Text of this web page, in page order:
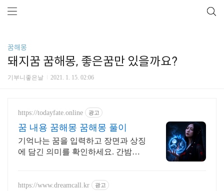
꿈해몽
돼지꿈 꿈해몽, 좋은꿈만 있을까요?
기부니좋은날 2021. 1. 15. 02:06
https://todayfate.online 광고
꿈 내용 꿈해몽 꿈해몽 풀이
기억나는 꿈을 입력하고 장면과 상징
에 담긴 의미를 확인하세요. 간밤의
https://www.dreamcall.kr 광고